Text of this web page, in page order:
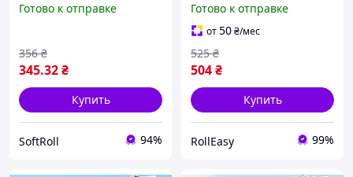
32,5х160 см
Готово к отправке
345.32₴
356 ₴
Купить
SoftRoll 94%
фиксацией под наклон
Рулонные шторы Ролета
тканевая D-209
Баклажановый
Готово к отправке
от50₴/мес
504₴
525 ₴
Купить
RollEasy 99%